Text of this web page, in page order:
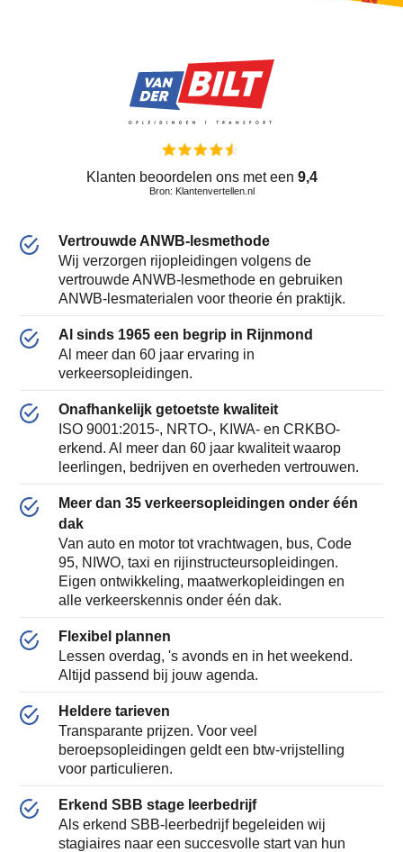
Klanten beoordelen ons met een 9,4
Bron: Klantenvertellen.nl
Vertrouwde ANWB-lesmethode
Wij verzorgen rijopleidingen volgens de
vertrouwde ANWB-lesmethode en gebruiken
ANWB-lesmaterialen voor theorie én praktijk.
Al sinds 1965 een begrip in Rijnmond
Al meer dan 60 jaar ervaring in
verkeersopleidingen.
Onafhankelijk getoetste kwaliteit
ISO 9001:2015-, NRTO-, KIWA- en CRKBO-
erkend. Al meer dan 60 jaar kwaliteit waarop
leerlingen, bedrijven en overheden vertrouwen.
Meer dan 35 verkeersopleidingen onder één
dak
Van auto en motor tot vrachtwagen, bus, Code
95, NIWO, taxi en rijinstructeursopleidingen.
Eigen ontwikkeling, maatwerkopleidingen en
alle verkeerskennis onder één dak.
Flexibel plannen
Lessen overdag, 's avonds en in het weekend.
Altijd passend bij jouw agenda.
Heldere tarieven
Transparante prijzen. Voor veel
beroepsopleidingen geldt een btw-vrijstelling
voor particulieren.
Erkend SBB stage leerbedrijf
Als erkend SBB-leerbedrijf begeleiden wij
stagiaires naar een succesvolle start van hun